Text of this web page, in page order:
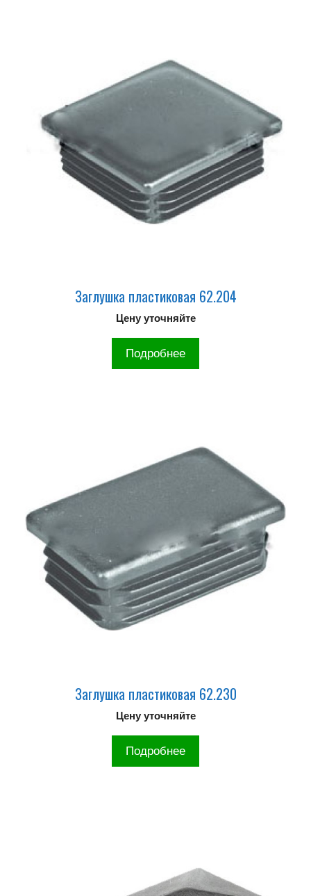
Заглушка пластиковая 62.204
Цену уточняйте
Подробнее
Заглушка пластиковая 62.230
Цену уточняйте
Подробнее